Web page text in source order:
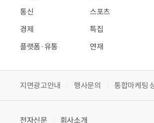
통신
경제
플랫폼·유통
스포츠
특집
연재
지면광고안내 행사문의 통합마케팅
전자신문
회사소개